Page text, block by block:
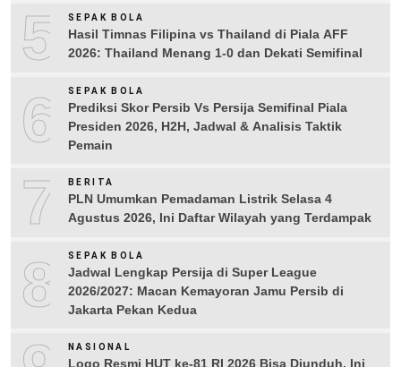
5 SEPAK BOLA
Hasil Timnas Filipina vs Thailand di Piala AFF
2026: Thailand Menang 1-0 dan Dekati Semifinal
6 SEPAK BOLA
Prediksi Skor Persib Vs Persija Semifinal Piala
Presiden 2026, H2H, Jadwal & Analisis Taktik
Pemain
7 BERITA
PLN Umumkan Pemadaman Listrik Selasa 4
Agustus 2026, Ini Daftar Wilayah yang Terdampak
8 SEPAK BOLA
Jadwal Lengkap Persija di Super League
2026/2027: Macan Kemayoran Jamu Persib di
Jakarta Pekan Kedua
NASIONAL
Logo Resmi HUT ke-81 RI 2026 Bisa Diunduh, Ini